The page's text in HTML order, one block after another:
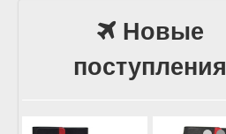
Новые
поступления